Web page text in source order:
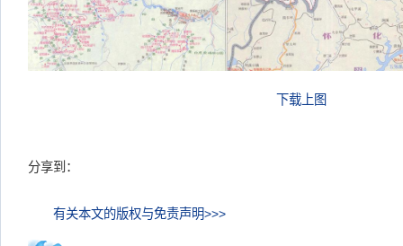
下载上图
分享到：
有关本文的版权与免责声明>>>